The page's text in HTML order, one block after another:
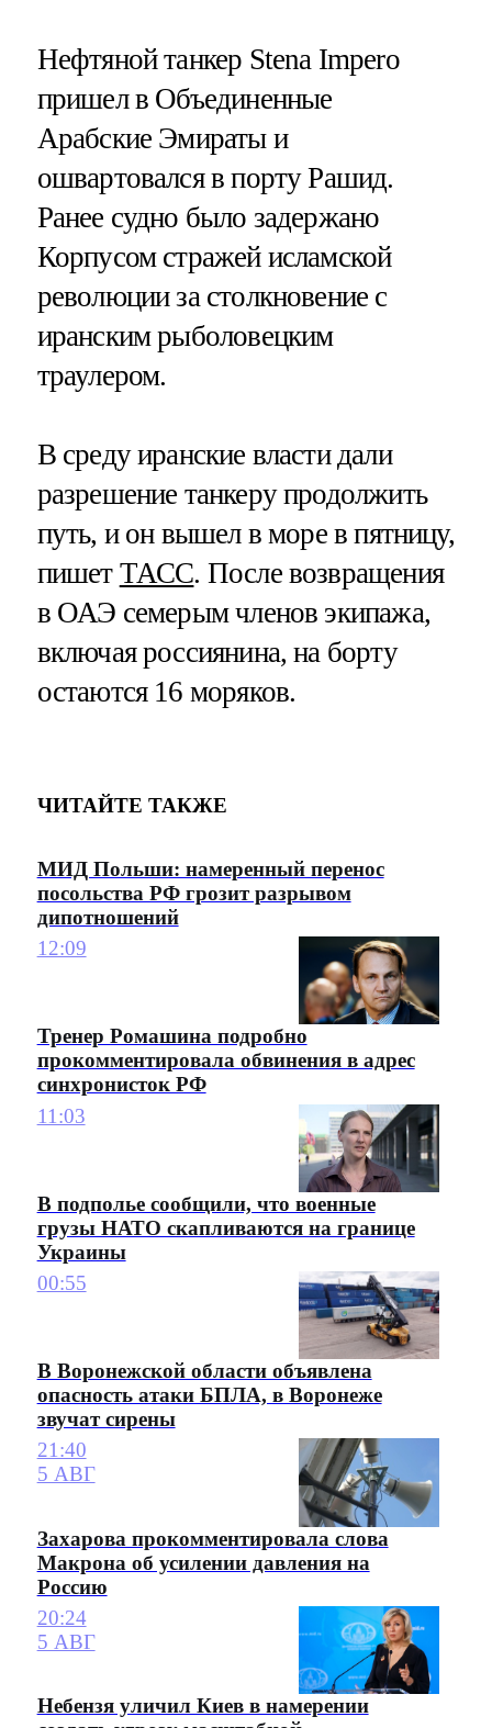
Нефтяной танкер Stena Impero
пришел в Объединенные
Арабские Эмираты и
ошвартовался в порту Рашид.
Ранее судно было задержано
Корпусом стражей исламской
революции за столкновение с
иранским рыболовецким
траулером.
В среду иранские власти дали
разрешение танкеру продолжить
путь, и он вышел в море в пятницу,
пишет ТАСС. После возвращения
в ОАЭ семерым членов экипажа,
включая россиянина, на борту
остаются 16 моряков.
ЧИТАЙТЕ ТАКЖЕ
МИД Польши: намеренный перенос
посольства РФ грозит разрывом
дипотношений
12:09
Тренер Ромашина подробно
прокомментировала обвинения в адрес
синхронисток РФ
11:03
В подполье сообщили, что военные
грузы НАТО скапливаются на границе
Украины
00:55
В Воронежской области объявлена
опасность атаки БПЛА, в Воронеже
звучат сирены
21:40
5 АВГ
Захарова прокомментировала слова
Макрона об усилении давления на
Россию
20:24
5 АВГ
Небензя уличил Киев в намерении